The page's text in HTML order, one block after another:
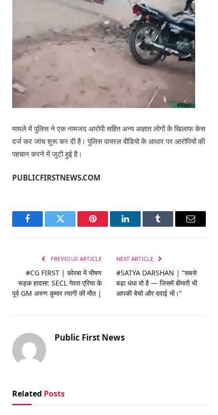
मामले में पुलिस ने एक नामजद आरोपी सहित अन्य अज्ञात लोगों के खिलाफ केस
दर्ज कर जांच शुरू कर दी है। पुलिस वायरल वीडियो के आधार पर आरोपियों की
पहचान करने में जुटी हुई है।
PUBLICFIRSTNEWS.COM
FacebookTwitter Pinterest LinkedInTumblr Email
PREVIOUS ARTICLE
#CG FIRST | कोरबा में भीषण
सड़क हादसा: SECL गेवरा एरिया के
पूर्व GM अरुण कुमार त्यागी की मौत |
NEXT ARTICLE
#SATYA DARSHAN | “सबसे
बड़ा धंधा वो है — जिसमें बीमारी भी
आपकी बेचो और दवाई भी।”
Public First News
Related Posts